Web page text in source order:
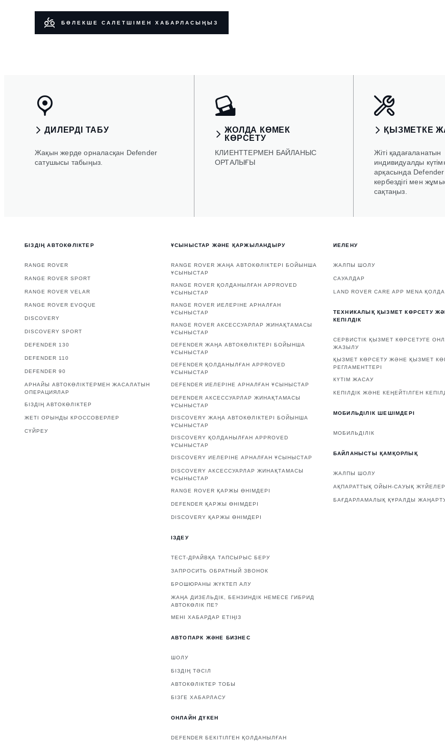
БӨЛЕКШЕ САЛЕТШІМЕН ХАБАРЛАСЫҢЫЗ
ДИЛЕРДІ ТАБУ
Жақын жерде орналасқан Defender
сатушысы табыңыз.
ЖОЛДА КӨМЕК
КӨРСЕТУ
КЛИЕНТТЕРМЕН БАЙЛАНЫС
ОРТАЛЫҒЫ
ҚЫЗМЕТКЕ
Жіті қадағаланатын
индивидуалды
арқасында Defender
кербездігі мен
сақтаңыз.
БІЗДІҢ АВТОКӨЛІКТЕР
RANGE ROVER
RANGE ROVER SPORT
RANGE ROVER VELAR
RANGE ROVER EVOQUE
DISCOVERY
DISCOVERY SPORT
DEFENDER 130
DEFENDER 110
DEFENDER 90
АРНАЙЫ АВТОКӨЛІКТЕРМЕН ЖАСАЛАТЫН
ОПЕРАЦИЯЛАР
БІЗДІҢ АВТОКӨЛІКТЕР
ЖЕТІ ОРЫНДЫ КРОССОВЕРЛЕР
СҮЙРЕУ
ҰСЫНЫСТАР ЖӘНЕ ҚАРЖЫЛАНДЫРУ
RANGE ROVER ЖАҢА АВТОКӨЛІКТЕРІ БОЙЫНША
ҰСЫНЫСТАР
RANGE ROVER ҚОЛДАНЫЛҒАН APPROVED
ҰСЫНЫСТАР
RANGE ROVER ИЕЛЕРІНЕ АРНАЛҒАН
ҰСЫНЫСТАР
RANGE ROVER АКСЕССУАРЛАР ЖИНАҚТАМАСЫ
ҰСЫНЫСТАР
DEFENDER ЖАҢА АВТОКӨЛІКТЕРІ БОЙЫНША
ҰСЫНЫСТАР
DEFENDER ҚОЛДАНЫЛҒАН APPROVED
ҰСЫНЫСТАР
DEFENDER ИЕЛЕРІНЕ АРНАЛҒАН ҰСЫНЫСТАР
DEFENDER АКСЕССУАРЛАР ЖИНАҚТАМАСЫ
ҰСЫНЫСТАР
DISCOVERY ЖАҢА АВТОКӨЛІКТЕРІ БОЙЫНША
ҰСЫНЫСТАР
DISCOVERY ҚОЛДАНЫЛҒАН APPROVED
ҰСЫНЫСТАР
DISCOVERY ИЕЛЕРІНЕ АРНАЛҒАН ҰСЫНЫСТАР
DISCOVERY АКСЕССУАРЛАР ЖИНАҚТАМАСЫ
ҰСЫНЫСТАР
RANGE ROVER ҚАРЖЫ ӨНІМДЕРІ
DEFENDER ҚАРЖЫ ӨНІМДЕРІ
DISCOVERY ҚАРЖЫ ӨНІМДЕРІ
ІЗДЕУ
ТЕСТ-ДРАЙВҚА ТАПСЫРЫС БЕРУ
ЗАПРОСИТЬ ОБРАТНЫЙ ЗВОНОК
БРОШЮРАНЫ ЖҮКТЕП АЛУ
ЖАҢА ДИЗЕЛЬДІК, БЕНЗИНДІК НЕМЕСЕ ГИБРИД
АВТОКӨЛІК ПЕ?
МЕНІ ХАБАРДАР ЕТІҢІЗ
АВТОПАРК ЖӘНЕ БИЗНЕС
ШОЛУ
БІЗДІҢ ТӘСІЛ
АВТОКӨЛІКТЕР ТОБЫ
БІЗГЕ ХАБАРЛАСУ
ОНЛАЙН ДҮКЕН
DEFENDER БЕКІТІЛГЕН ҚОЛДАНЫЛҒАН
ИЕЛЕНУ
ЖАЛПЫ ШОЛУ
САУАЛДАР
LAND ROVER CARE APP MENA
ТЕХНИКАЛЫҚ ҚЫЗМЕТ КӨРСЕТУ
КЕПІЛДІК
СЕРВИСТІК ҚЫЗМЕТ КӨРСЕТУГЕ
ЖАЗЫЛУ
ҚЫЗМЕТ КӨРСЕТУ ЖӘНЕ ҚЫЗМЕТ
РЕГЛАМЕНТТЕРІ
КҮТІМ ЖАСАУ
КЕПІЛДІК ЖӘНЕ КЕҢЕЙТІЛГЕН
МОБИЛЬДІЛІК ШЕШІМДЕРІ
МОБИЛЬДІЛІК
БАЙЛАНЫСТЫ ҚАМҚОРЛЫҚ
ЖАЛПЫ ШОЛУ
АҚПАРАТТЫҚ ОЙЫН-САУЫҚ ЖҮЙЕЛЕРІ
БАҒДАРЛАМАЛЫҚ ҚҰРАЛДЫ